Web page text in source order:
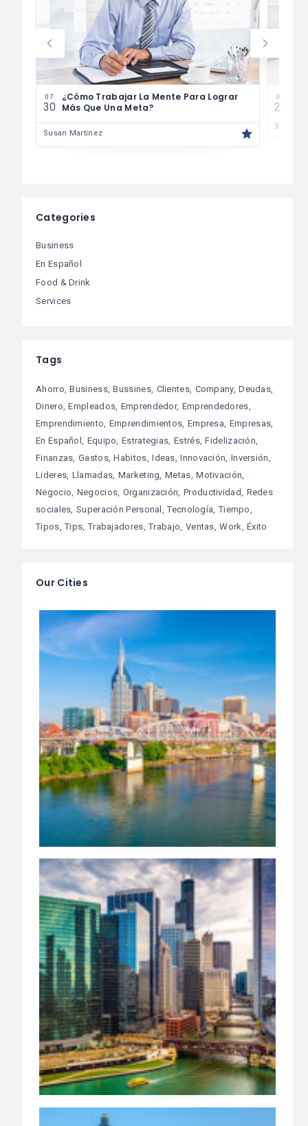
07
30
¿Cómo Trabajar La Mente Para Lograr
Más Que Una Meta?
Susan Martinez
07
29
Susan
Categories
Business
En Español
Food & Drink
Services
Tags
Ahorro Business Bussines Clientes Company Deudas
Dinero Empleados Emprendedor Emprendedores
Emprendimiento Emprendimientos Empresa Empresas
En Español Equipo Estrategias Estrés Fidelización
Finanzas Gastos Habitos Ideas Innovación Inversión
Lideres Llamadas Marketing Metas Motivación
Negocio Negocios Organización Productividad Redes
sociales Superación Personal Tecnología Tiempo
Tipos Tips Trabajadores Trabajo Ventas Work Éxito
Our Cities